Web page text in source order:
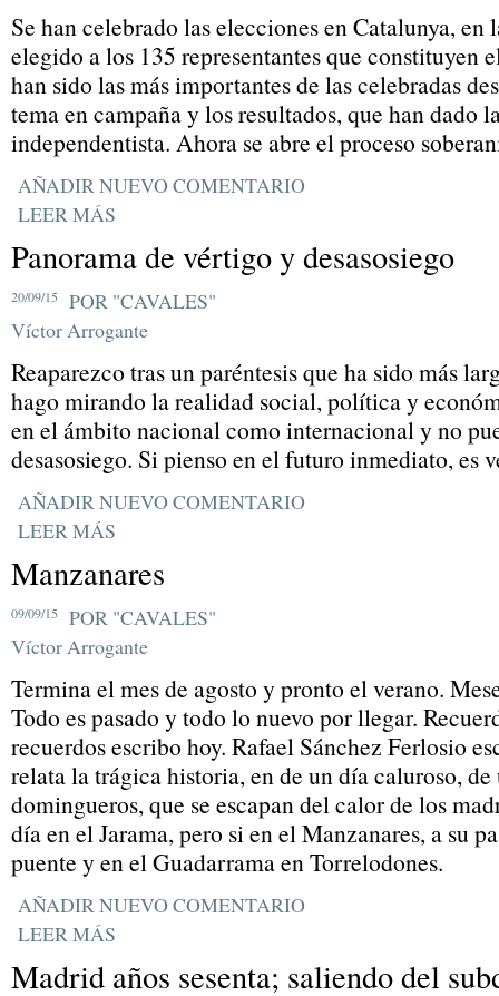
Se han celebrado las elecciones en Catalunya, en
elegido a los 135 representantes que constituyen
han sido las más importantes de las celebradas
tema en campaña y los resultados, que han dado
independentista. Ahora se abre el proceso
AÑADIR NUEVO COMENTARIO
LEER MÁS
Panorama de vértigo y desasosiego
20/09/15
POR "CAVALES"
Víctor Arrogante
Reaparezco tras un paréntesis que ha sido más
hago mirando la realidad social, política y
en el ámbito nacional como internacional y no
desasosiego. Si pienso en el futuro inmediato, es
AÑADIR NUEVO COMENTARIO
LEER MÁS
Manzanares
09/09/15
POR "CAVALES"
Víctor Arrogante
Termina el mes de agosto y pronto el verano.
Todo es pasado y todo lo nuevo por llegar.
recuerdos escribo hoy. Rafael Sánchez Ferlosio
relata la trágica historia, en de un día caluroso,
domingueros, que se escapan del calor de los
día en el Jarama, pero si en el Manzanares, a su
puente y en el Guadarrama en Torrelodones.
AÑADIR NUEVO COMENTARIO
LEER MÁS
Madrid años sesenta; saliendo del